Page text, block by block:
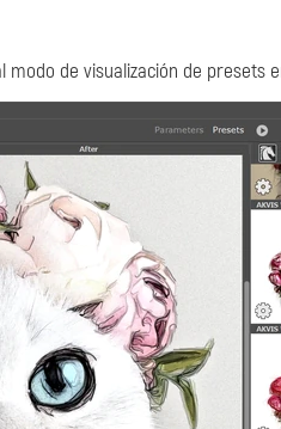
de visualización de presets